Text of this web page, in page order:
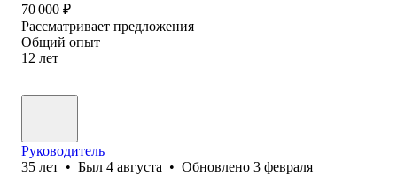
70 000 ₽
Рассматривает предложения
Общий опыт
12 лет
Руководитель
35 лет • Был 4 августа • Обновлено 3 февраля